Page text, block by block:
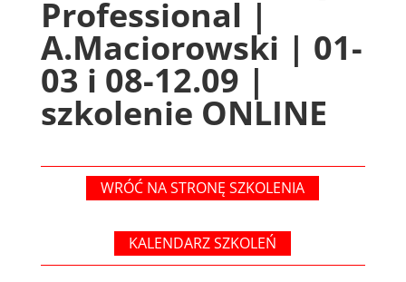
Professional |
A.Maciorowski | 01-
03 i 08-12.09 |
szkolenie ONLINE
WRÓĆ NA STRONĘ SZKOLENIA
KALENDARZ SZKOLEŃ